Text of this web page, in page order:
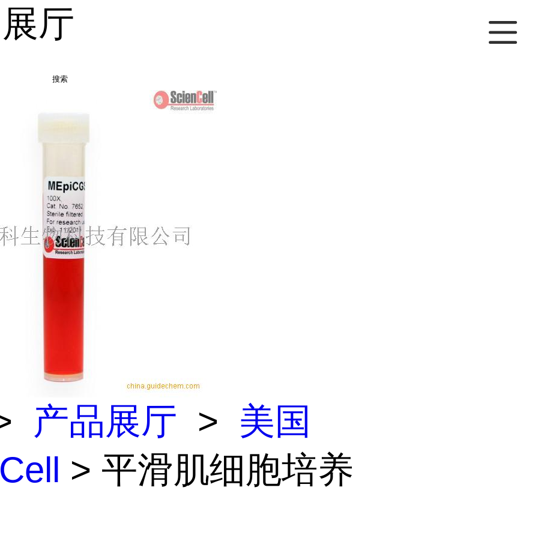
厅
搜索
产品展厅 > 美国
> 平滑肌细胞培养